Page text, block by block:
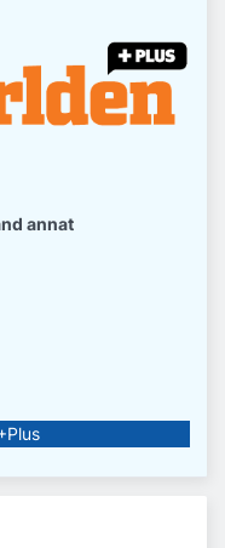
annat